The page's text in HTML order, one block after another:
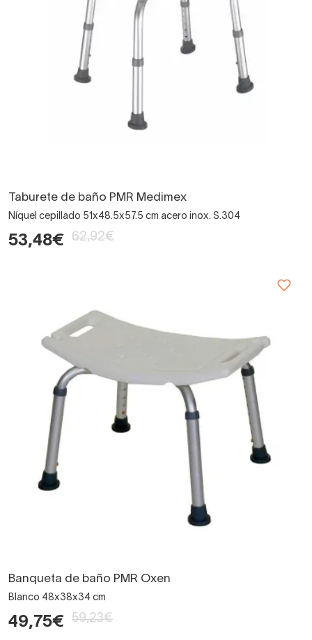
Taburete de baño PMR Medimex
Níquel cepillado 51x48.5x57.5 cm acero inox. S.304
53,48€ 62,92€
Banqueta de baño PMR Oxen
Blanco 48x38x34 cm
49,75€ 59,23€